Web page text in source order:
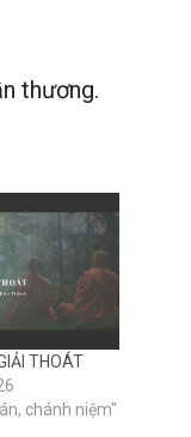
thương.
THOÁT
chánh niệm"